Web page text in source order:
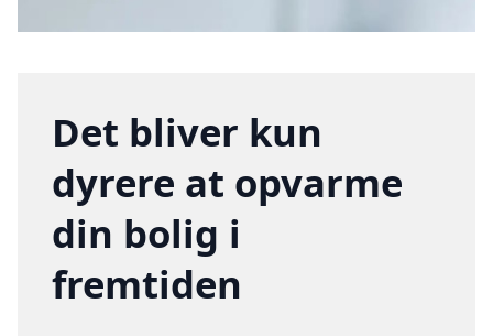
Det bliver kun
dyrere at opvarme
din bolig i
fremtiden